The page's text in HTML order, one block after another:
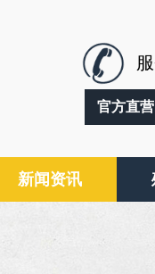
官方直营
新闻资讯